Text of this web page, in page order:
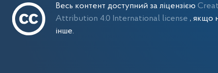
Весь контент доступний за ліцензією
Attribution 4.0 International license, якщо
інше.